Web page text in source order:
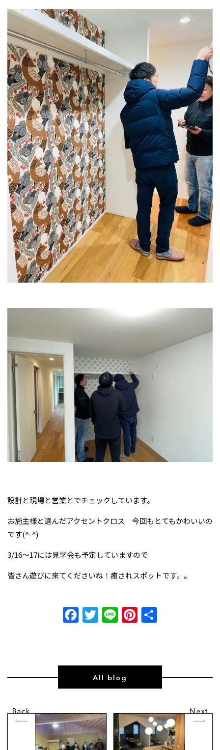
設計と現場と営業とでチェックしています。
お施主様と選んだアクセントクロス 今回もとてもかわいいの
です(^-^)
3/16～17には見学会も予定していますので
皆さん遊びに来てくださいね！癒されスポットです。。
Facebook
Twitter
LinePinterest
All blog
Back Next